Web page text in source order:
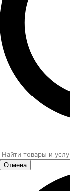
Отмена